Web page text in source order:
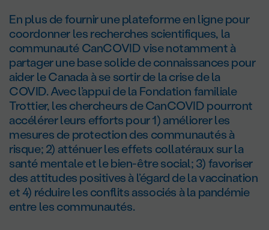
En plus de fournir une plateforme en ligne pour
coordonner les recherches scientifiques, la
communauté CanCOVID vise notamment à
partager une base solide de connaissances pour
aider le Canada à se sortir de la crise de la
COVID. Avec l’appui de la Fondation familiale
Trottier, les chercheurs de CanCOVID pourront
accélérer leurs efforts pour 1) améliorer les
mesures de protection des communautés à
risque; 2) atténuer les effets collatéraux sur la
santé mentale et le bien-être social; 3) favoriser
des attitudes positives à l’égard de la vaccination
et 4) réduire les conflits associés à la pandémie
entre les communautés.